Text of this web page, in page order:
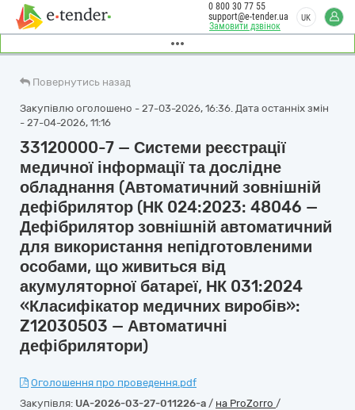
Замовити дзвінок
0 800 30 77 55
support@e-tender.ua
UK
Повернутись назад
Закупівлю оголошено - 27-03-2026, 16:36. Дата останніх змін
- 27-04-2026, 11:16
33120000-7 — Системи реєстрації
медичної інформації та дослідне
обладнання (Автоматичний зовнішній
дефібрилятор (НК 024:2023: 48046 —
Дефібрилятор зовнішній автоматичний
для використання непідготовленими
особами, що живиться від
акумуляторної батареї, НК 031:2024
«Класифікатор медичних виробів»:
Z12030503 — Автоматичні
дефібрилятори)
Оголошення про проведення.pdf
Закупівля: UA-2026-03-27-011226-a / на ProZorro /